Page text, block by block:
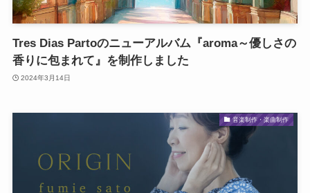
Tres Dias Partoのニューアルバム『aroma～優しさの
香りに包まれて』を制作しました
2024年3月14日
音楽制作・楽曲制作